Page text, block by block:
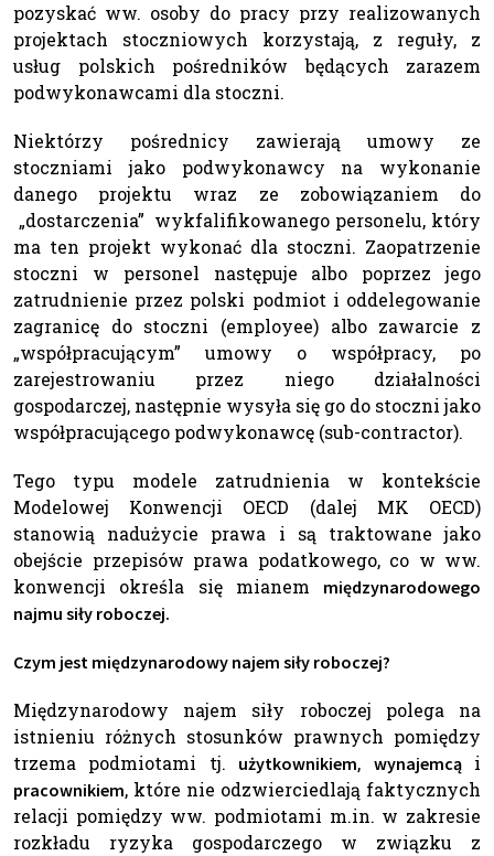
pozyskać ww. osoby do pracy przy realizowanych
projektach stoczniowych korzystają, z reguły, z
usług polskich pośredników będących zarazem
podwykonawcami dla stoczni.
Niektórzy pośrednicy zawierają umowy ze
stoczniami jako podwykonawcy na wykonanie
danego projektu wraz ze zobowiązaniem do
„dostarczenia” wykfalifikowanego personelu, który
ma ten projekt wykonać dla stoczni. Zaopatrzenie
stoczni w personel następuje albo poprzez jego
zatrudnienie przez polski podmiot i oddelegowanie
zagranicę do stoczni (employee) albo zawarcie z
„współpracującym” umowy o współpracy, po
zarejestrowaniu przez niego działalności
gospodarczej, następnie wysyła się go do stoczni jako
współpracującego podwykonawcę (sub-contractor).
Tego typu modele zatrudnienia w kontekście
Modelowej Konwencji OECD (dalej MK OECD)
stanowią nadużycie prawa i są traktowane jako
obejście przepisów prawa podatkowego, co w ww.
konwencji określa się mianem międzynarodowego
najmu siły roboczej.
Czym jest międzynarodowy najem siły roboczej?
Międzynarodowy najem siły roboczej polega na
istnieniu różnych stosunków prawnych pomiędzy
trzema podmiotami tj. użytkownikiem, wynajemcąi
pracownikiem, które nie odzwierciedlają faktycznych
relacji pomiędzy ww. podmiotami m.in. w zakresie
rozkładu ryzyka gospodarczego w związku z